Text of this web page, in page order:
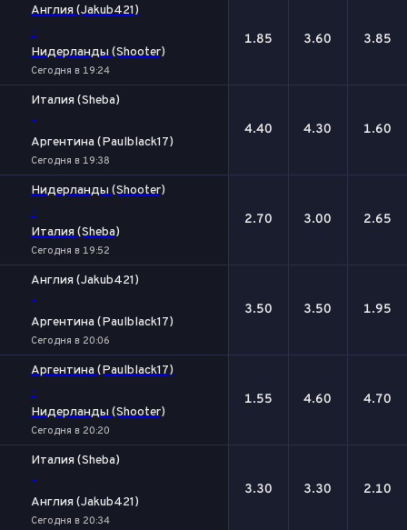
Англия (Jakub421)
-
Нидерланды (Shooter)
Сегодня в 19:24
1.85 3.60 3.85
Италия (Sheba)
-
Аргентина (Paulblack17)
Сегодня в 19:38
4.40 4.30 1.60
Нидерланды (Shooter)
-
Италия (Sheba)
Сегодня в 19:52
2.70 3.00 2.65
Англия (Jakub421)
-
Аргентина (Paulblack17)
Сегодня в 20:06
3.50 3.50 1.95
Аргентина (Paulblack17)
-
Нидерланды (Shooter)
Сегодня в 20:20
1.55 4.60 4.70
Италия (Sheba)
-
Англия (Jakub421)
Сегодня в 20:34
3.30 3.30 2.10